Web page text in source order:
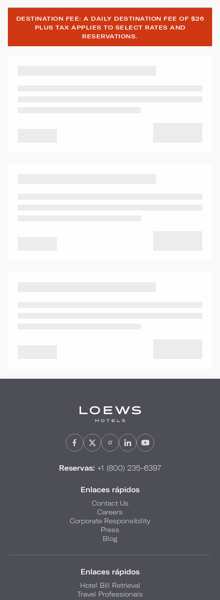
DESTINATION FEE: A DAILY DESTINATION FEE OF $26
PLUS TAX APPLIES TO SELECT RATES AND
RESERVATIONS.
Reservas: +1 (800) 235-6397
Enlaces rápidos
Contact Us
Careers
Corporate Responsibility
Press
Blog
Enlaces rápidos
Hotel Bill Retrieval
Travel Professionals